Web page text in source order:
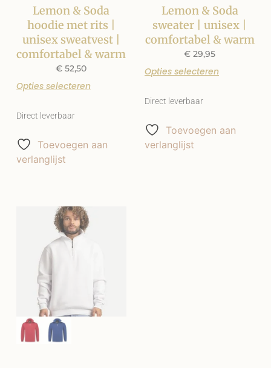
Lemon & Soda
hoodie met rits |
unisex sweatvest |
comfortabel & warm
€ 52,50
Opties selecteren
Direct leverbaar
Toevoegen aan
verlanglijst
Lemon & Soda
sweater | unisex |
comfortabel & warm
€ 29,95
Opties selecteren
Direct leverbaar
Toevoegen aan
verlanglijst